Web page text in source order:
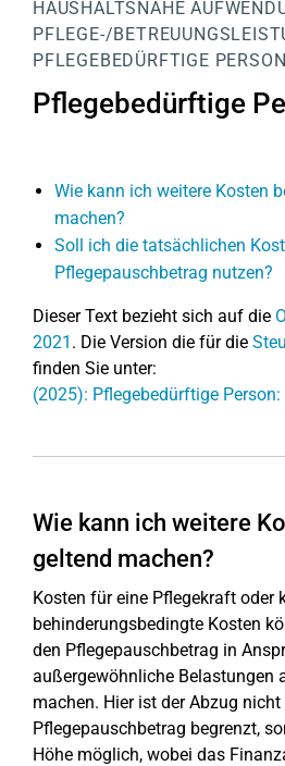
HAUSHALTSNAHE
PFLEGE-/
PFLEGEBEDÜRFTIGE
Pflegebedürftige
Wie kann ich weitere Kosten
machen?
Soll ich die tatsächlichen
Pflegepauschbetrag nutzen?
Dieser Text bezieht sich auf die
2021 . Die Version die für die
finden Sie unter:
(2025): Pflegebedürftige Person:
Wie kann ich weitere
geltend machen?
Kosten für eine Pflegekraft oder
behinderungsbedingte Kosten
den Pflegepauschbetrag in
außergewöhnliche Belastungen
machen. Hier ist der Abzug
Pflegepauschbetrag begrenzt,
Höhe möglich, wobei das